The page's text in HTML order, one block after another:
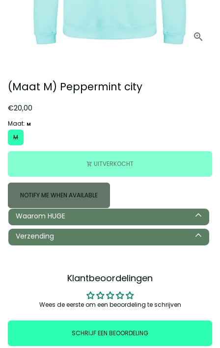
(Maat M) Peppermint city
€20,00
Maat: M
M
shopping_cart UITVERKOCHT
NOTIFY ME WHEN AVAILABLE
Waarom HUGE
Verzending
Klantbeoordelingen
Wees de eerste om een beoordeling te schrijven
SCHRIJF EEN BEOORDELING